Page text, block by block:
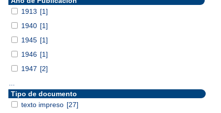
1913 [1]
1940 [1]
1945 [1]
1946 [1]
1947 [2]
Tipo de documento
texto impreso [27]